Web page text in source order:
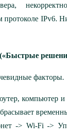
протоколе IPv6.
факторы.
компьютер
-> Wi-Fi ->